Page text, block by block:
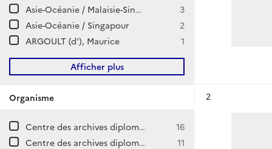
Asie-Océanie / Malaisie-Singapour (1944-1972)
3
Asie-Océanie / Singapour
2
ARGOULT (d'), Maurice
1
Afficher plus
Organisme
Centre des archives diplomatiques de La Courneuve
16
Centre des archives diplomatiques de Nantes
11
2